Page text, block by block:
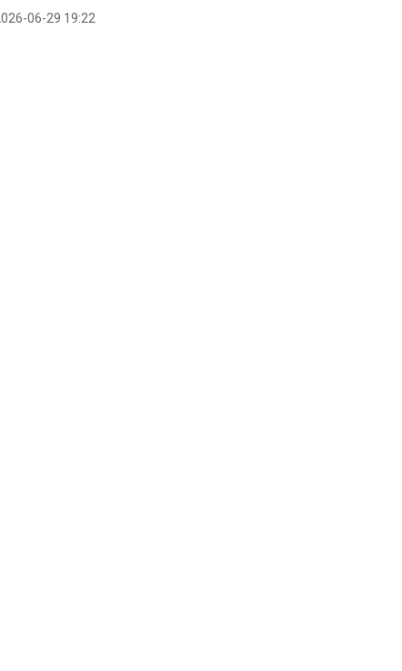
06-29 19:22